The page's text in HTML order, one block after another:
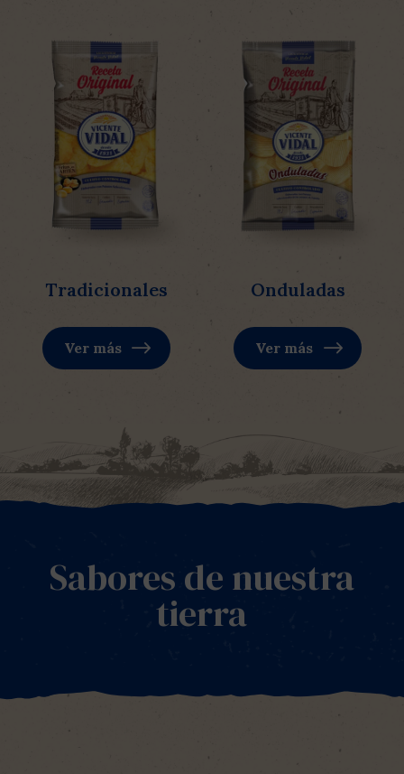
Tradicionales
Ver más
Onduladas
Ver más
Sabores de nuestra
tierra